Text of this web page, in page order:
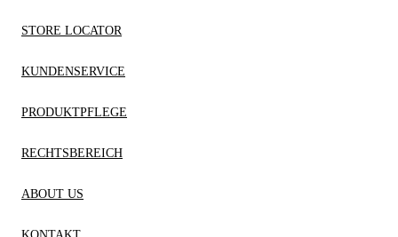
STORE LOCATOR
KUNDENSERVICE
PRODUKTPFLEGE
RECHTSBEREICH
ABOUT US